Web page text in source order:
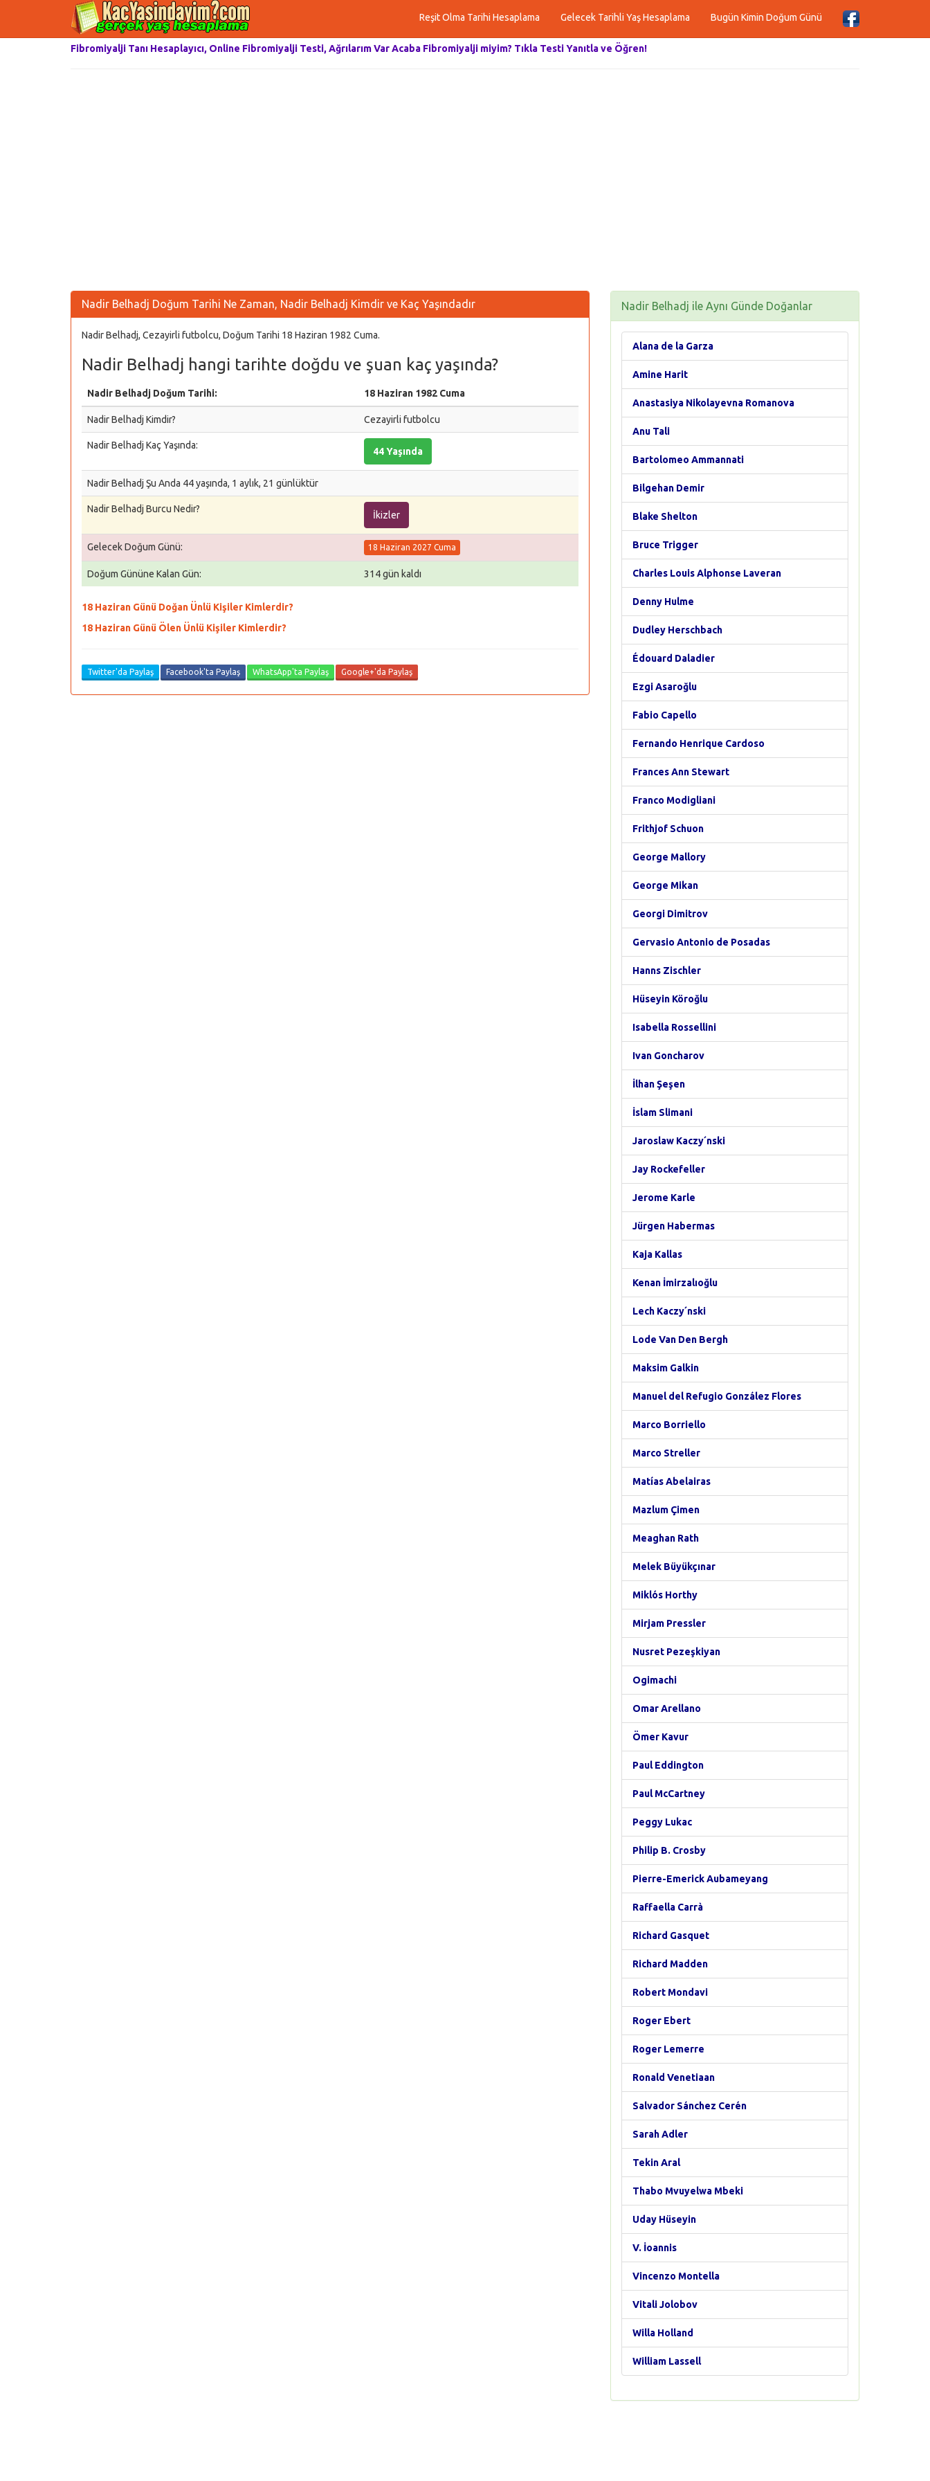
Reşit Olma Tarihi Hesaplama Gelecek Tarihli Yaş Hesaplama Bugün Kimin Doğum Günü
Fibromiyalji Tanı Hesaplayıcı, Online Fibromiyalji Testi, Ağrılarım Var Acaba Fibromiyalji miyim? Tıkla Testi Yanıtla ve Öğren!
Nadir Belhadj Doğum Tarihi Ne Zaman, Nadir Belhadj Kimdir ve Kaç Yaşındadır
Nadir Belhadj, Cezayirli futbolcu, Doğum Tarihi 18 Haziran 1982 Cuma.
Nadir Belhadj hangi tarihte doğdu ve şuan kaç yaşında?
Nadir Belhadj Doğum Tarihi: 18 Haziran 1982 Cuma
Nadir Belhadj Kimdir? Cezayirli futbolcu
Nadir Belhadj Kaç Yaşında:
44 Yaşında
Nadir Belhadj Şu Anda 44 yaşında, 1 aylık, 21 günlüktür
Nadir Belhadj Burcu Nedir?
İkizler
Gelecek Doğum Günü: 18 Haziran 2027 Cuma
Doğum Gününe Kalan Gün: 314 gün kaldı
18 Haziran Günü Doğan Ünlü Kişiler Kimlerdir?
18 Haziran Günü Ölen Ünlü Kişiler Kimlerdir?
Twitter'da Paylaş Facebook'ta Paylaş WhatsApp'ta Paylaş Google+'da Paylaş
Nadir Belhadj ile Aynı Günde Doğanlar
Alana de la Garza
Amine Harit
Anastasiya Nikolayevna Romanova
Anu Tali
Bartolomeo Ammannati
Bilgehan Demir
Blake Shelton
Bruce Trigger
Charles Louis Alphonse Laveran
Denny Hulme
Dudley Herschbach
Édouard Daladier
Ezgi Asaroğlu
Fabio Capello
Fernando Henrique Cardoso
Frances Ann Stewart
Franco Modigliani
Frithjof Schuon
George Mallory
George Mikan
Georgi Dimitrov
Gervasio Antonio de Posadas
Hanns Zischler
Hüseyin Köroğlu
Isabella Rossellini
Ivan Goncharov
İlhan Şeşen
İslam Slimani
Jaroslaw Kaczy´nski
Jay Rockefeller
Jerome Karle
Jürgen Habermas
Kaja Kallas
Kenan İmirzalıoğlu
Lech Kaczy´nski
Lode Van Den Bergh
Maksim Galkin
Manuel del Refugio González Flores
Marco Borriello
Marco Streller
Matías Abelairas
Mazlum Çimen
Meaghan Rath
Melek Büyükçınar
Miklós Horthy
Mirjam Pressler
Nusret Pezeşkiyan
Ogimachi
Omar Arellano
Ömer Kavur
Paul Eddington
Paul McCartney
Peggy Lukac
Philip B. Crosby
Pierre-Emerick Aubameyang
Raffaella Carrà
Richard Gasquet
Richard Madden
Robert Mondavi
Roger Ebert
Roger Lemerre
Ronald Venetiaan
Salvador Sánchez Cerén
Sarah Adler
Tekin Aral
Thabo Mvuyelwa Mbeki
Uday Hüseyin
V. İoannis
Vincenzo Montella
Vitali Jolobov
Willa Holland
William Lassell